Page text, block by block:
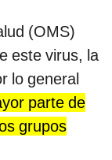
(OMS)
este virus, la
lo general
parte de
grupos